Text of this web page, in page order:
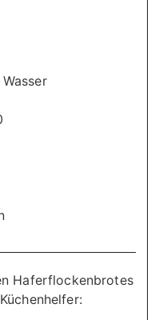
Haferflockenbrotes